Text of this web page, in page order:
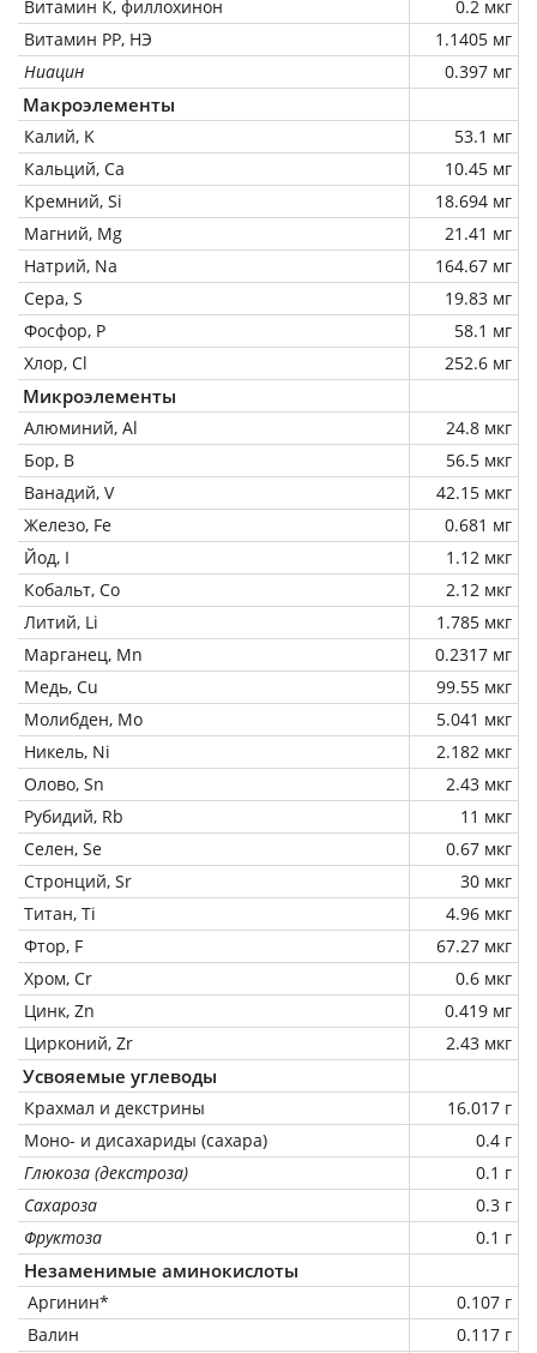
Витамин К, филлохинон
0.2 мкг
Витамин РР, НЭ
1.1405 мг
Ниацин
0.397 мг
Макроэлементы
Калий, K
53.1 мг
Кальций, Ca
10.45 мг
Кремний, Si
18.694 мг
Магний, Mg
21.41 мг
Натрий, Na
164.67 мг
Сера, S
19.83 мг
Фосфор, P
58.1 мг
Хлор, Cl
252.6 мг
Микроэлементы
Алюминий, Al
24.8 мкг
Бор, B
56.5 мкг
Ванадий, V
42.15 мкг
Железо, Fe
0.681 мг
Йод, I
1.12 мкг
Кобальт, Co
2.12 мкг
Литий, Li
1.785 мкг
Марганец, Mn
0.2317 мг
Медь, Cu
99.55 мкг
Молибден, Mo
5.041 мкг
Никель, Ni
2.182 мкг
Олово, Sn
2.43 мкг
Рубидий, Rb
11 мкг
Селен, Se
0.67 мкг
Стронций, Sr
30 мкг
Титан, Ti
4.96 мкг
Фтор, F
67.27 мкг
Хром, Cr
0.6 мкг
Цинк, Zn
0.419 мг
Цирконий, Zr
2.43 мкг
Усвояемые углеводы
Крахмал и декстрины
16.017 г
Моно- и дисахариды (сахара)
0.4 г
Глюкоза (декстроза)
0.1 г
Сахароза
0.3 г
Фруктоза
0.1 г
Незаменимые аминокислоты
Аргинин*
0.107 г
Валин
0.117 г